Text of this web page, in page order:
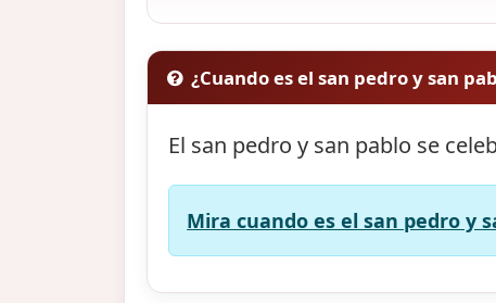
¿Cuando es el san pedro y san
El san pedro y san pablo se
Mira cuando es el san pedro y